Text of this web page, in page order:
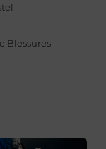
Blessures